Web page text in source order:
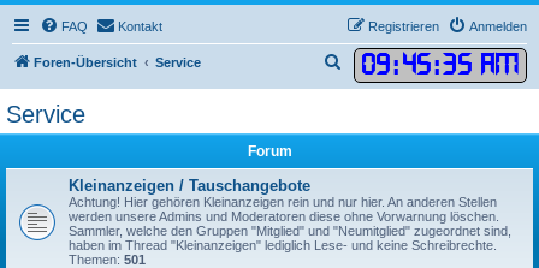
FAQ Kontakt Anmelden
Registrieren
Foren-Übersicht Service 09:45:35 AM
u
Service
Forum
Kleinanzeigen / Tauschangebote
Achtung! Hier gehören Kleinanzeigen rein und nur hier. An anderen Stellen
werden unsere Admins und Moderatoren diese ohne Vorwarnung löschen.
Sammler, welche den Gruppen "Mitglied" und "Neumitglied" zugeordnet sind,
haben im Thread "Kleinanzeigen" lediglich Lese- und keine Schreibrechte.
Themen: 501